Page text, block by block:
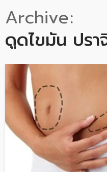
Archive
ดูดไขมัน ปรา